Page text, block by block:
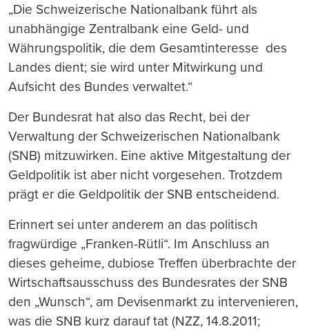
„Die Schweizerische Nationalbank führt als
unabhängige Zentralbank eine Geld- und
Währungspolitik, die dem Gesamtinteresse des
Landes dient; sie wird unter Mitwirkung und
Aufsicht des Bundes verwaltet.“
Der Bundesrat hat also das Recht, bei der
Verwaltung der Schweizerischen Nationalbank
(SNB) mitzuwirken. Eine aktive Mitgestaltung der
Geldpolitik ist aber nicht vorgesehen. Trotzdem
prägt er die Geldpolitik der SNB entscheidend.
Erinnert sei unter anderem an das politisch
fragwürdige „Franken-Rütli“. Im Anschluss an
dieses geheime, dubiose Treffen überbrachte der
Wirtschaftsausschuss des Bundesrates der SNB
den „Wunsch“, am Devisenmarkt zu intervenieren,
was die SNB kurz darauf tat (NZZ, 14.8.2011;